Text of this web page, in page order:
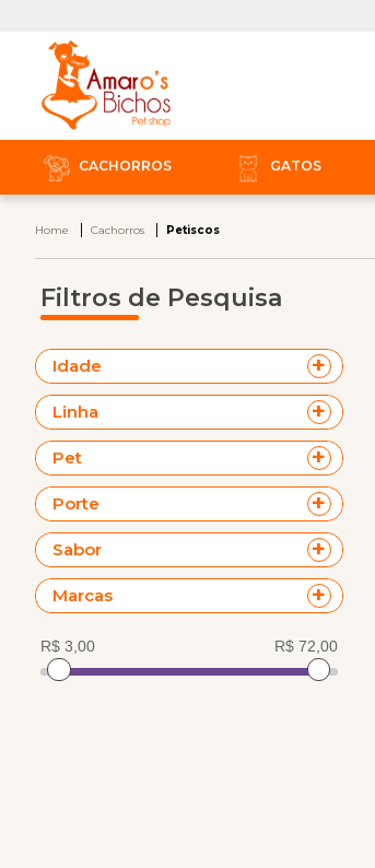
CACHORROS GATOS
Home Cachorros Petiscos
Filtros de Pesquisa
Idade
Linha
Pet
Porte
Sabor
Marcas